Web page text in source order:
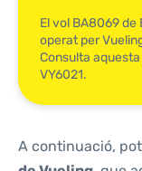
El vol BA8069
operat per
Consulta
VY6021.
A continuació,